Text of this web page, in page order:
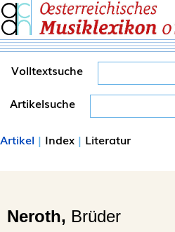
Volltextsuche
Artikelsuche
Artikel | Index | Literatur
Neroth, Brüder